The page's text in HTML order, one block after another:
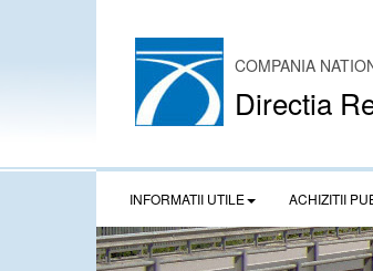
COMPANIA
Directia
INFORMATII UTILE ACHIZITII